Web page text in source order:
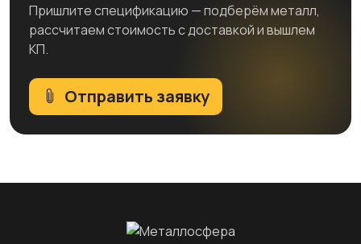
Пришлите спецификацию — подберём металл,
рассчитаем стоимость с доставкой и вышлем
КП.
Отправить заявку